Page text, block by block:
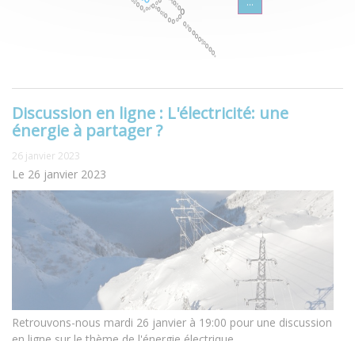
Discussion en ligne : L'électricité: une
énergie à partager ?
26 janvier 2023
Le 26 janvier 2023
Retrouvons-nous mardi 26 janvier à 19:00 pour une discussion